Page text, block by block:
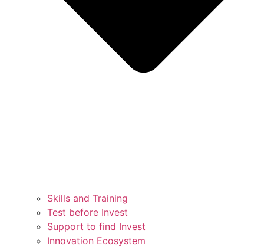
Skills and Training
Test before Invest
Support to find Invest
Innovation Ecosystem